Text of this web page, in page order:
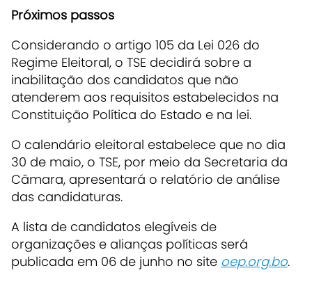
Próximos passos
Considerando o artigo 105 da Lei 026 do
Regime Eleitoral, o TSE decidirá sobre a
inabilitação dos candidatos que não
atenderem aos requisitos estabelecidos na
Constituição Política do Estado e na lei.
O calendário eleitoral estabelece que no dia
30 de maio, o TSE, por meio da Secretaria da
Câmara, apresentará o relatório de análise
das candidaturas.
A lista de candidatos elegíveis de
organizações e alianças políticas será
publicada em 06 de junho no site oep.org.bo.